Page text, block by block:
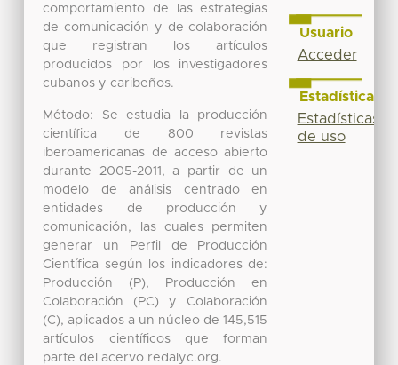
comportamiento de las estrategias
de comunicación y de colaboración
que registran los artículos
producidos por los investigadores
cubanos y caribeños.
Método: Se estudia la producción
científica de 800 revistas
iberoamericanas de acceso abierto
durante 2005-2011, a partir de un
modelo de análisis centrado en
entidades de producción y
comunicación, las cuales permiten
generar un Perfil de Producción
Científica según los indicadores de:
Producción (P), Producción en
Colaboración (PC) y Colaboración
(C), aplicados a un núcleo de 145,515
artículos científicos que forman
parte del acervo redalyc.org.
Usuario
Acceder
Estadísticas
Estadísticas
de uso